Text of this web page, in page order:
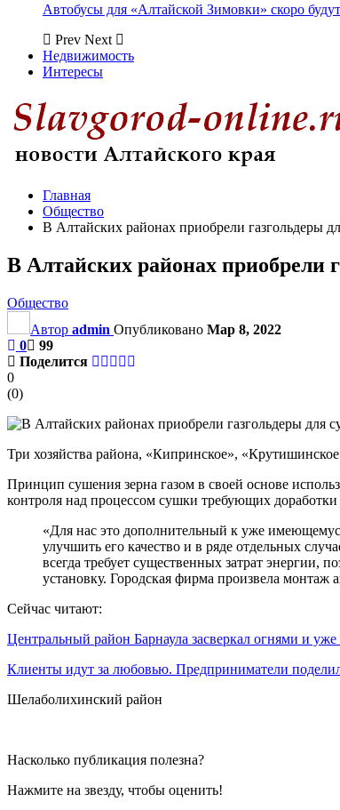
Автобусы для «Алтайской Зимовки» скоро
Prev Next
Недвижимость
Интересы
Главная
Общество
В Алтайских районах приобрели газгольдеры
В Алтайских районах приобрели
Общество
Автор admin Опубликовано Мар 8, 2022
0
99
Поделится
0
(0)
Три хозяйства района, «Кипринское»,
Принцип сушения зерна газом в своей основе
контроля над процессом сушки требующих
«Для нас это дополнительный к уже
улучшить его качество и в ряде отдельных
всегда требует существенных затрат энергии,
установку. Городская фирма произвела монтаж
Сейчас читают:
Центральный район Барнаула засверкал огнями и
Клиенты идут за любовью. Предприниматели
Шелаболихинский район
Насколько публикация полезна?
Нажмите на звезду, чтобы оценить!